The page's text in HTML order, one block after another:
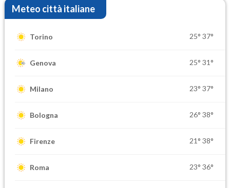
Meteo città italiane
Torino 25° 37°
Genova 25° 31°
Milano 23° 37°
Bologna 26° 38°
Firenze 21° 38°
Roma 23° 36°